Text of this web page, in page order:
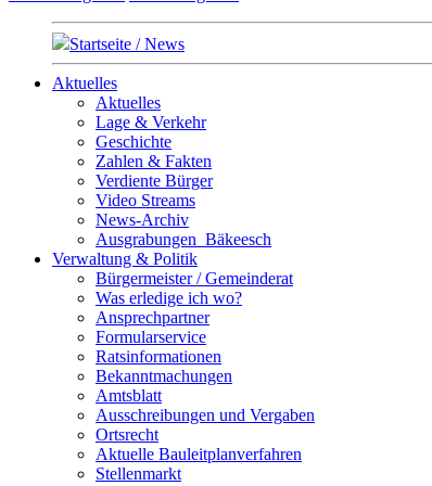
Startseite / News
Aktuelles
Aktuelles
Lage & Verkehr
Geschichte
Zahlen & Fakten
Verdiente Bürger
Video Streams
News-Archiv
Ausgrabungen_Bäkeesch
Verwaltung & Politik
Bürgermeister / Gemeinderat
Was erledige ich wo?
Ansprechpartner
Formularservice
Ratsinformationen
Bekanntmachungen
Amtsblatt
Ausschreibungen und Vergaben
Ortsrecht
Aktuelle Bauleitplanverfahren
Stellenmarkt